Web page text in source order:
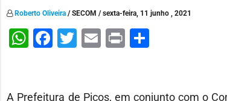
Roberto Oliveira / SECOM / sexta-feira, 11 junho , 2021
WhatsApp
Facebook
Twitter
Email
Print
A Prefeitura de Picos, em conjunto com o